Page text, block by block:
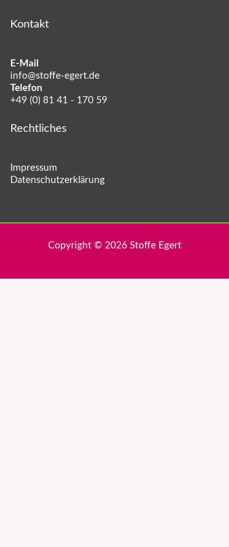
Kontakt
E-Mail
info@stoffe-egert.de
Telefon
+49 (0) 81 41 - 170 59
Rechtliches
Impressum
Datenschutzerklärung
Copyright © 2026 Stoffe Egert